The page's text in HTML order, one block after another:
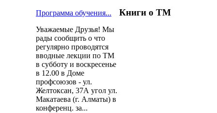
Программа обучения...
Уважаемые Друзья! Мы
рады сообщить о что
регулярно проводятся
вводные лекции по ТМ
в субботу и воскресенье
в 12.00 в Доме
профсоюзов - ул.
Желтоксан, 37А угол ул.
Макатаева (г. Алматы) в
конференц. за...
Книги о ТМ